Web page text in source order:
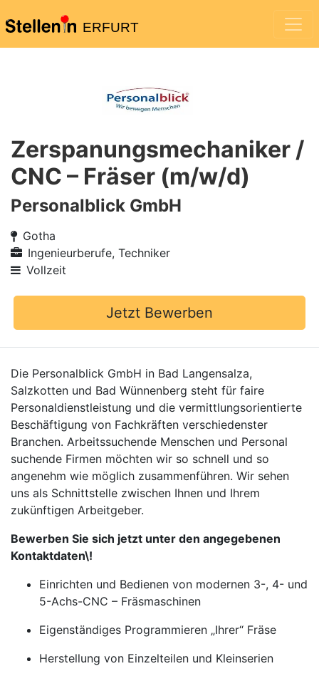
ERFURT
Zerspanungsmechaniker /
CNC – Fräser (m/w/d)
Personalblick GmbH
Gotha
Ingenieurberufe, Techniker
Vollzeit
Jetzt Bewerben
Die Personalblick GmbH in Bad Langensalza,
Salzkotten und Bad Wünnenberg steht für faire
Personaldienstleistung und die vermittlungsorientierte
Beschäftigung von Fachkräften verschiedenster
Branchen. Arbeitssuchende Menschen und Personal
suchende Firmen möchten wir so schnell und so
angenehm wie möglich zusammenführen. Wir sehen
uns als Schnittstelle zwischen Ihnen und Ihrem
zukünftigen Arbeitgeber.
Bewerben Sie sich jetzt unter den angegebenen
Kontaktdaten\!
Einrichten und Bedienen von modernen 3-, 4- und
5-Achs-CNC – Fräsmaschinen
Eigenständiges Programmieren „Ihrer“ Fräse
Herstellung von Einzelteilen und Kleinserien